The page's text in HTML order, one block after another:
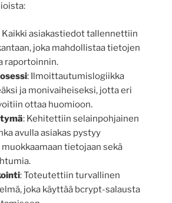
Kaikki asiakastiedot tallennettiin
joka mahdollistaa tietojen
raportoinnin.
: Ilmoittautumislogiikka
ja monivaiheiseksi, jotta eri
ottaa huomioon.
: Kehitettiin selainpohjainen
avulla asiakas pystyy
tietojaan sekä
: Toteutettiin turvallinen
joka käyttää bcrypt-salausta